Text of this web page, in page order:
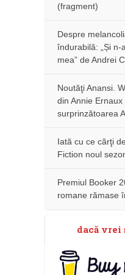
(fragment)
Despre
îndurabilă: „Și n-
mea” de Andrei
Noutăţi Anansi.
din Annie
surprinzătoarea
Iată cu ce cărţi
Fiction noul
Premiul Booker
romane rămase
dacă vrei